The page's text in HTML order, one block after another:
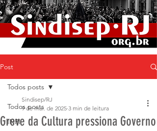
Post
Todos posts
INPI
Todos posts
Greve da Cultura pressiona Governo
Sindisep/RJ
9 de mai. de 2025 3 min de leitura